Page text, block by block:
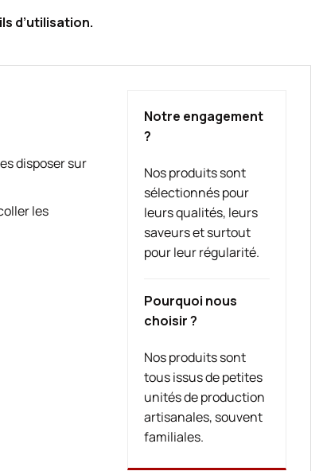
d’utilisation.
Notre engagement
?
Nos produits sont
sélectionnés pour
leurs qualités, leurs
saveurs et surtout
pour leur régularité.
Pourquoi nous
choisir ?
Nos produits sont
tous issus de petites
unités de production
artisanales, souvent
familiales.
disposer sur
les